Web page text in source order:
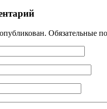
Обязательные